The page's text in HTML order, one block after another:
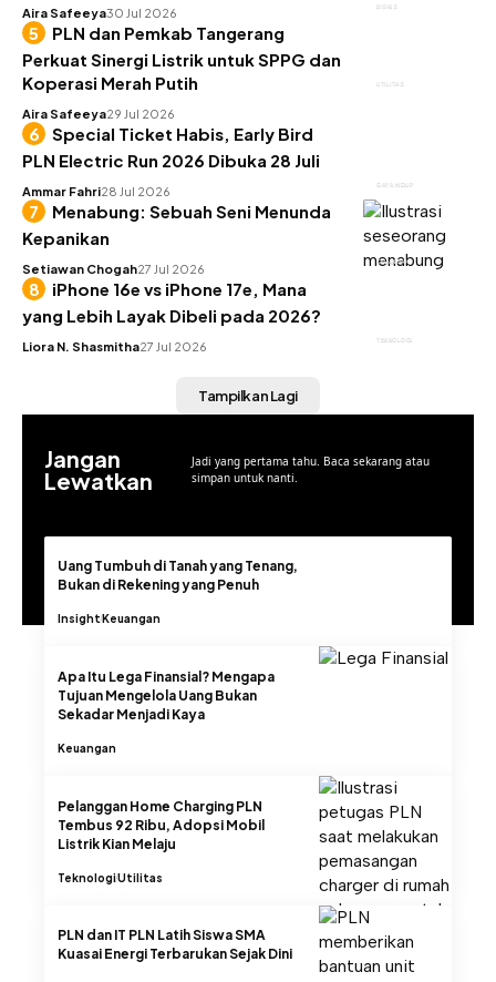
BISNIS
Aira Safeeya30 Jul 2026
UTILITAS
PLN dan Pemkab Tangerang
Perkuat Sinergi Listrik untuk SPPG dan
Koperasi Merah Putih
Aira Safeeya29 Jul 2026
GAYA HIDUP
Special Ticket Habis, Early Bird
PLN Electric Run 2026 Dibuka 28 Juli
Ammar Fahri28 Jul 2026
KEUANGAN
Menabung: Sebuah Seni Menunda
Kepanikan
Setiawan Chogah27 Jul 2026
TEKNOLOGI
iPhone 16e vs iPhone 17e, Mana
yang Lebih Layak Dibeli pada 2026?
Liora N. Shasmitha27 Jul 2026
Tampilkan Lagi
Jangan
Lewatkan
Jadi yang pertama tahu. Baca sekarang atau
simpan untuk nanti.
Uang Tumbuh di Tanah yang Tenang,
Bukan di Rekening yang Penuh
InsightKeuangan
Apa Itu Lega Finansial? Mengapa
Tujuan Mengelola Uang Bukan
Sekadar Menjadi Kaya
Keuangan
Pelanggan Home Charging PLN
Tembus 92 Ribu, Adopsi Mobil
Listrik Kian Melaju
TeknologiUtilitas
PLN dan IT PLN Latih Siswa SMA
Kuasai Energi Terbarukan Sejak Dini